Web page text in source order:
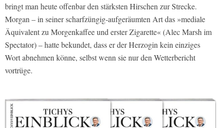
bringt man heute offenbar den stärksten Hirschen zur Strecke.
Morgan – in seiner scharfzüngig-aufgeräumten Art das »mediale
Äquivalent zu Morgenkaffee und erster Zigarette« (Alec Marsh im
Spectator) – hatte bekundet, dass er der Herzogin kein einziges
Wort abnehmen könne, selbst wenn sie nur den Wetterbericht
vortrüge.